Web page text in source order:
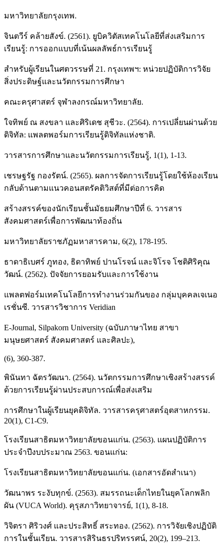
มหาวิทยาลัยกรุงเทพ.
จินตวีร์ คล้ายสังข์. (2561). ยูบิควิตัสเทคโนโลยีที่ส่งเสริมการ
เรียนรู้: การออกแบบที่เน้นผลลัพธ์การเรียนรู้
สำหรับผู้เรียนในศตวรรษที่ 21. กรุงเทพฯ: หน่วยปฏิบัติการวิจัย
สิ่งประดิษฐ์และนวัตกรรมการศึกษา
คณะครุศาสตร์ จุฬาลงกรณ์มหาวิทยาลัย.
ใจทิพย์ ณ สงขลา และศิริเดช สุชีวะ. (2564). การเปลี่ยนผ่านด้วย
ดิจิทัล: แพลตพอร์มการเรียนรู้ดิจิทัลแห่งชาติ.
วารสารการศึกษาและนวัตกรรมการเรียนรู้, 1(1), 1-13.
เชรษฐรัฐ กองรัตน์. (2565). ผลการจัดการเรียนรู้โดยใช้ห้องเรียน
กลับด้านตามแนวคอนสตรัคติวิสต์ที่มีต่อการคิด
สร้างสรรค์ของนักเรียนชั้นมัธยมศึกษาปีที่ 6. วารสาร
สังคมศาสตร์เพื่อการพัฒนาท้องถิ่น
มหาวิทยาลัยราชภัฏมหาสารคาม, 6(2), 178-195.
ธาดาธิเบศร์ ภูทอง, ธิดาทิพย์ ปานโรจน์ และจิโรจ โชติศิริคุณ
วัฒน์. (2562). ปัจจัยการยอมรับและการใช้งาน
แพลตฟอร์มเทคโนโลยีการทำงานร่วมกันของ กลุ่มบุคคลเจเนอ
เรชั่นซี. วารสารวิชาการ Veridian
E-Journal, Silpakorn University (ฉบับภาษาไทย สาขา
มนุษยศาสตร์ สังคมศาสตร์ และศิลปะ),
(6), 360-387.
พินันทา ฉัตรวัฒนา. (2564). นวัตกรรมการศึกษาเชิงสร้างสรรค์
ด้วยการเรียนรู้ผ่านประสบการณ์เพื่อส่งเสริม
การศึกษาในผู้เรียนยุคดิจิทัล. วารสารครุศาสตร์อุตสาหกรรม.
20(1), C1-C9.
โรงเรียนสาธิตมหาวิทยาลัยขอนแก่น. (2563). แผนปฏิบัติการ
ประจำปีงบประมาณ 2563. ขอนแก่น:
โรงเรียนสาธิตมหาวิทยาลัยขอนแก่น. (เอกสารอัดสำเนา)
วัฒนาพร ระงับทุกข์. (2563). สมรรถนะเด็กไทยในยุคโลกพลิก
ผัน (VUCA World). คุรุสภาวิทยาจารย์, 1(1), 8-18.
วิจิตรา ศิริวงศ์ และประสิทธิ์ สระทอง. (2562). การวิจัยเชิงปฏิบัติ
การในชั้นเรียน. วารสารสิรินธรปริทรรศน์, 20(2), 199–213.